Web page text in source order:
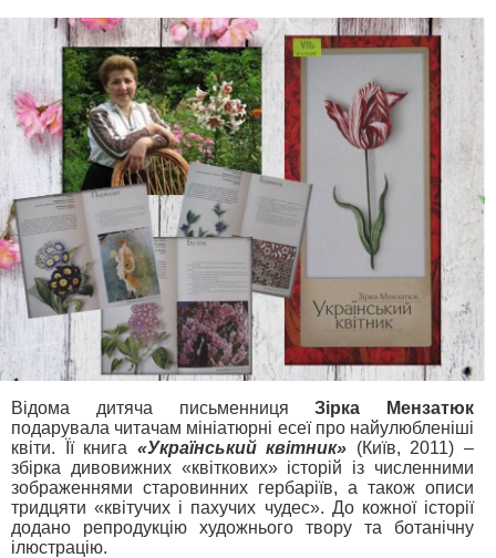
Відома дитяча письменницяЗірка Мензатюк
подарувала читачам мініатюрні есеї про найулюбленіші
квіти. Її книга «Український квітник» (Київ, 2011) –
збірка дивовижних «квіткових» історій із численними
зображеннями старовинних гербаріїв, а також описи
тридцяти «квітучих і пахучих чудес». До кожної історії
додано репродукцію художнього твору та ботанічну
ілюстрацію.